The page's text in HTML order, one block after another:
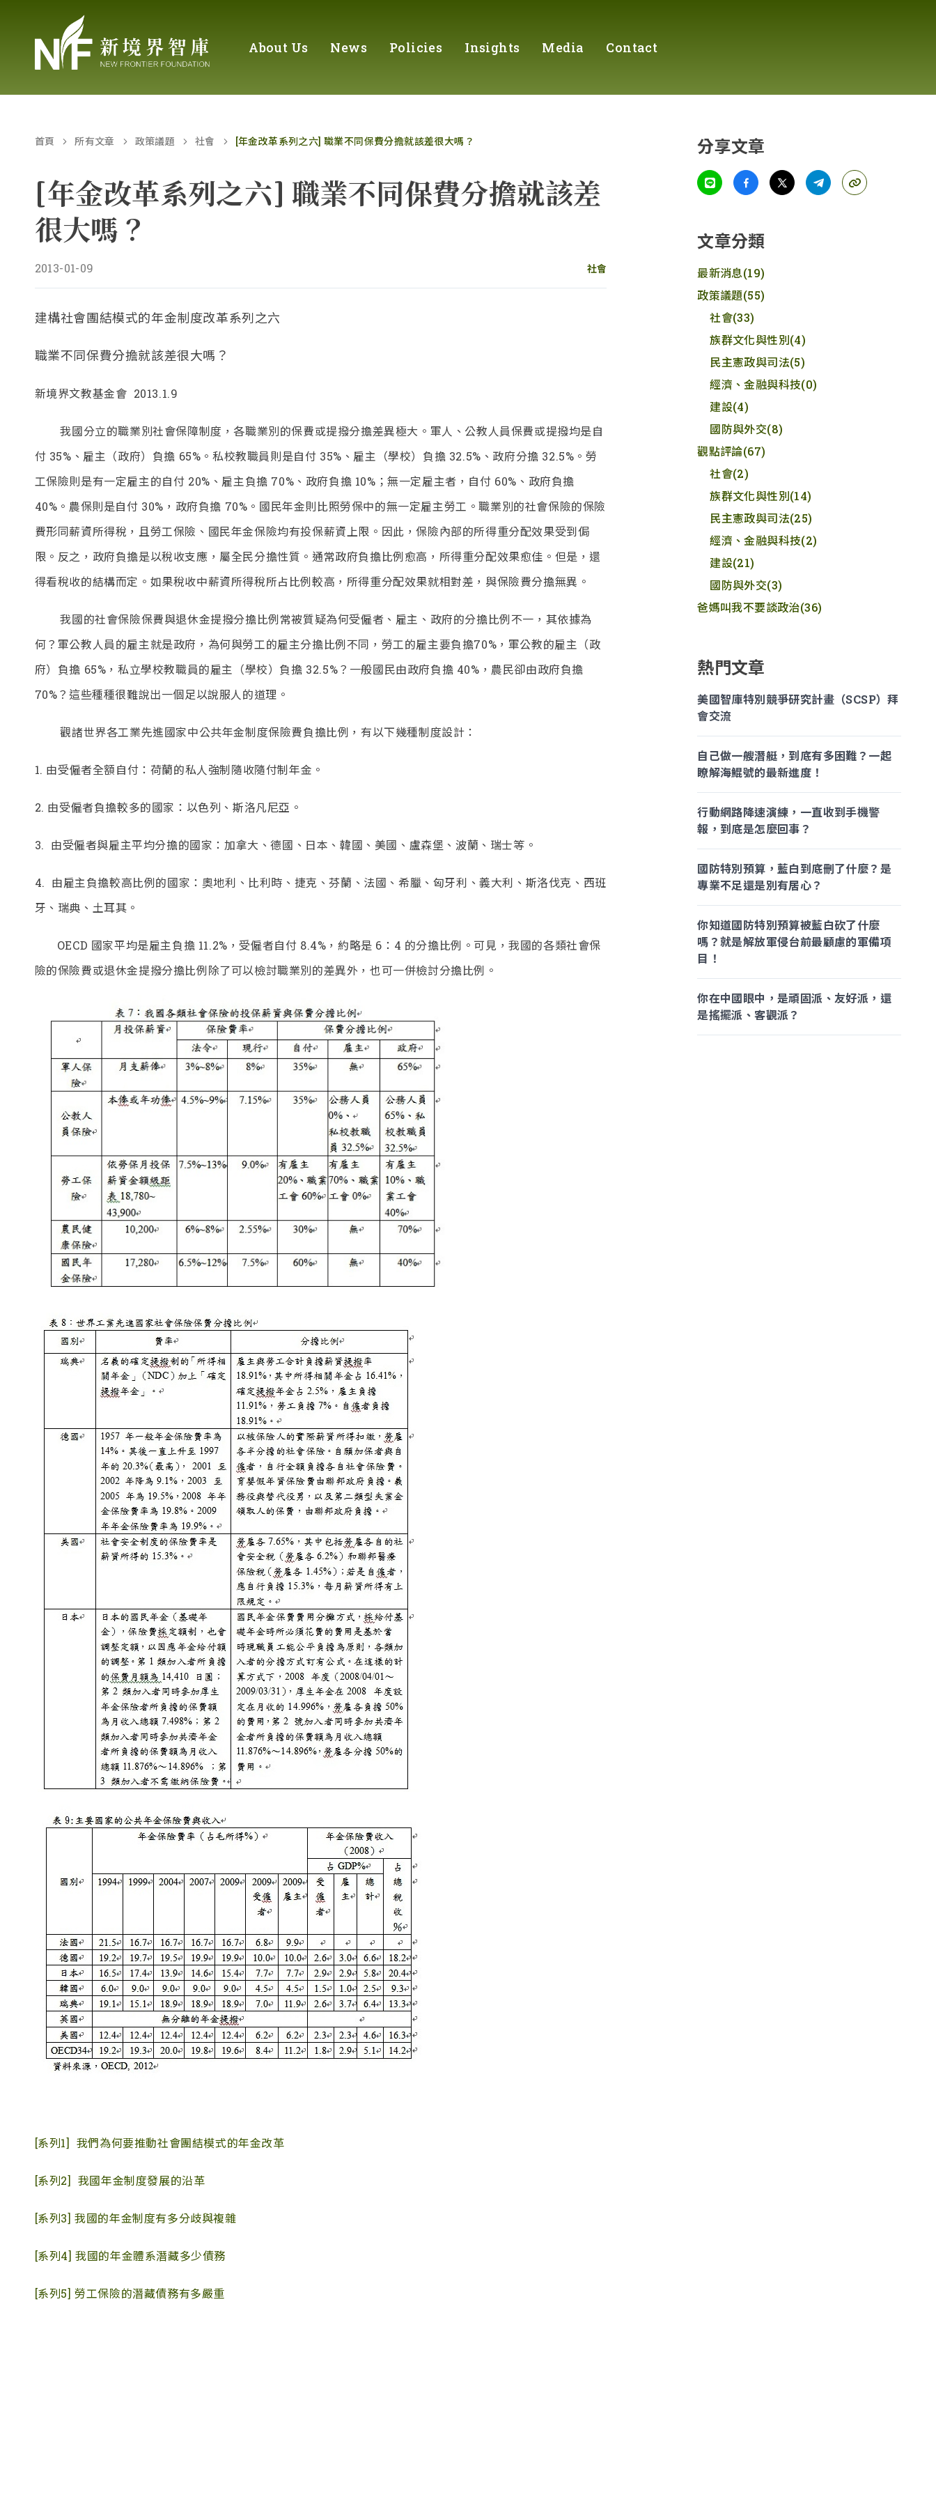
About Us News Policies Insights Media Contact
首頁 所有文章 政策議題 社會 [年金改革系列之六] 職業不同保費分擔就該差很大嗎？
[年金改革系列之六] 職業不同保費分擔就該差
很大嗎？
2013-01-09 社會
建構社會團結模式的年金制度改革系列之六
職業不同保費分擔就該差很大嗎？
新境界文教基金會 2013.1.9
我國分立的職業別社會保障制度，各職業別的保費或提撥分擔差異極大。軍人、公教人員保費或提撥均是自
付 35%、雇主（政府）負擔 65%。私校教職員則是自付 35%、雇主（學校）負擔 32.5%、政府分擔 32.5%。勞
工保險則是有一定雇主的自付 20%、雇主負擔 70%、政府負擔 10%；無一定雇主者，自付 60%、政府負擔
40%。農保則是自付 30%，政府負擔 70%。國民年金則比照勞保中的無一定雇主勞工。職業別的社會保險的保險
費形同薪資所得稅，且勞工保險、國民年金保險均有投保薪資上限。因此，保險內部的所得重分配效果受到侷
限。反之，政府負擔是以稅收支應，屬全民分擔性質。通常政府負擔比例愈高，所得重分配效果愈佳。但是，還
得看稅收的結構而定。如果稅收中薪資所得稅所占比例較高，所得重分配效果就相對差，與保險費分擔無異。
我國的社會保險保費與退休金提撥分擔比例常被質疑為何受僱者、雇主、政府的分擔比例不一，其依據為
何？軍公教人員的雇主就是政府，為何與勞工的雇主分擔比例不同，勞工的雇主要負擔70%，軍公教的雇主（政
府）負擔 65%，私立學校教職員的雇主（學校）負擔 32.5%？一般國民由政府負擔 40%，農民卻由政府負擔
70%？這些種種很難說出一個足以說服人的道理。
觀諸世界各工業先進國家中公共年金制度保險費負擔比例，有以下幾種制度設計：
1. 由受僱者全額自付：荷蘭的私人強制隨收隨付制年金。
2. 由受僱者負擔較多的國家：以色列、斯洛凡尼亞。
3. 由受僱者與雇主平均分擔的國家：加拿大、德國、日本、韓國、美國、盧森堡、波蘭、瑞士等。
4. 由雇主負擔較高比例的國家：奧地利、比利時、捷克、芬蘭、法國、希臘、匈牙利、義大利、斯洛伐克、西班
牙、瑞典、土耳其。
OECD 國家平均是雇主負擔 11.2%，受僱者自付 8.4%，約略是 6：4 的分擔比例。可見，我國的各類社會保
險的保險費或退休金提撥分擔比例除了可以檢討職業別的差異外，也可一併檢討分擔比例。
[系列1] 我們為何要推動社會團結模式的年金改革
[系列2] 我國年金制度發展的沿革
[系列3] 我國的年金制度有多分歧與複雜
[系列4] 我國的年金體系潛藏多少債務
[系列5] 勞工保險的潛藏債務有多嚴重
分享文章
文章分類
最新消息(19)
政策議題(55)
社會(33)
族群文化與性別(4)
民主憲政與司法(5)
經濟、金融與科技(0)
建設(4)
國防與外交(8)
觀點評論(67)
社會(2)
族群文化與性別(14)
民主憲政與司法(25)
經濟、金融與科技(2)
建設(21)
國防與外交(3)
爸媽叫我不要談政治(36)
熱門文章
美國智庫特別競爭研究計畫（SCSP）拜
會交流
自己做一艘潛艇，到底有多困難？一起
瞭解海鯤號的最新進度！
行動網路降速演練，一直收到手機警
報，到底是怎麼回事？
國防特別預算，藍白到底刪了什麼？是
專業不足還是別有居心？
你知道國防特別預算被藍白砍了什麼
嗎？就是解放軍侵台前最顧慮的軍備項
目！
你在中國眼中，是頑固派、友好派，還
是搖擺派、客觀派？